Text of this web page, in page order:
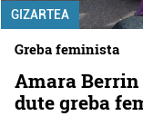
GIZARTEA
Greba feminista
Amara Berrin
dute greba